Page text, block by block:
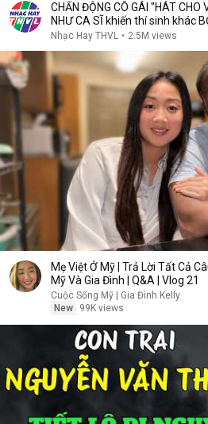
CHẤN ĐỘNG CÔ GÁI "HÁT CHO
NHƯ CA SĨ khiến thí sinh khác
Nhạc Hay THVL • 2.5M views
Mẹ Việt Ở Mỹ | Trả Lời Tất Cả
Mỹ Và Gia Đình | Q&A | Vlog 21
Cuộc Sống Mỹ | Gia Đình Kelly
New
99K views